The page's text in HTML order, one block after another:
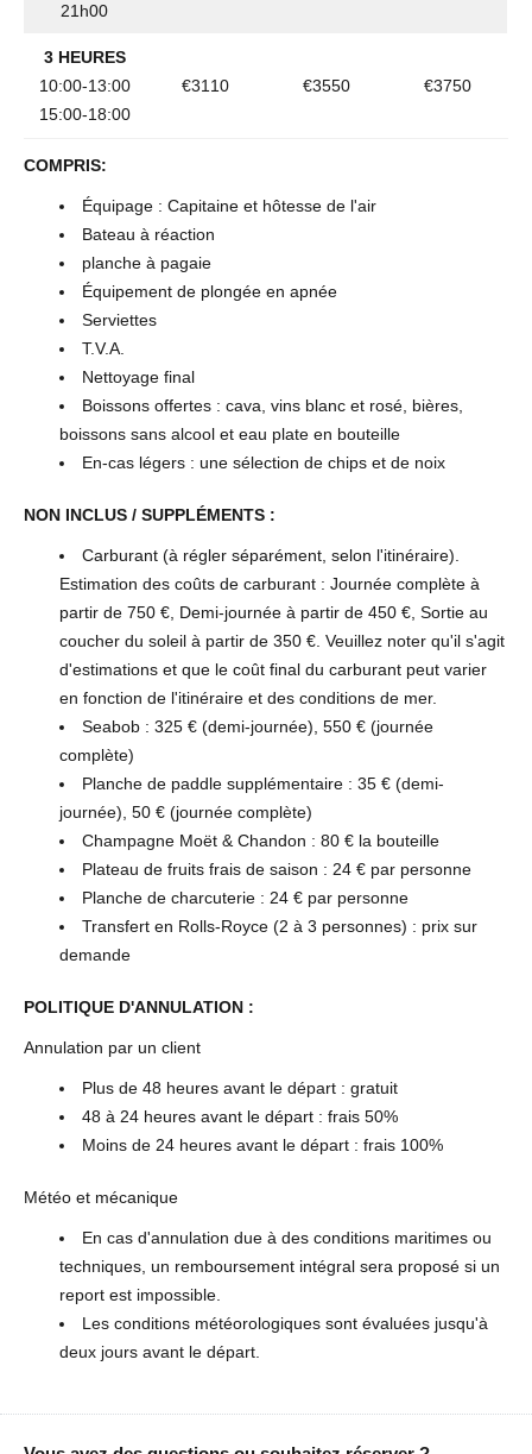
21h00
3 HEURES
10:00-13:00
15:00-18:00
€3110 €3550 €3750
COMPRIS:
Équipage : Capitaine et hôtesse de l'air
Bateau à réaction
planche à pagaie
Équipement de plongée en apnée
Serviettes
T.V.A.
Nettoyage final
Boissons offertes : cava, vins blanc et rosé, bières,
boissons sans alcool et eau plate en bouteille
En-cas légers : une sélection de chips et de noix
NON INCLUS / SUPPLÉMENTS :
Carburant (à régler séparément, selon l'itinéraire).
Estimation des coûts de carburant : Journée complète à
partir de 750 €, Demi-journée à partir de 450 €, Sortie au
coucher du soleil à partir de 350 €. Veuillez noter qu'il s'agit
d'estimations et que le coût final du carburant peut varier
en fonction de l'itinéraire et des conditions de mer.
Seabob : 325 € (demi-journée), 550 € (journée
complète)
Planche de paddle supplémentaire : 35 € (demi-
journée), 50 € (journée complète)
Champagne Moët & Chandon : 80 € la bouteille
Plateau de fruits frais de saison : 24 € par personne
Planche de charcuterie : 24 € par personne
Transfert en Rolls-Royce (2 à 3 personnes) : prix sur
demande
POLITIQUE D'ANNULATION :
Annulation par un client
Plus de 48 heures avant le départ : gratuit
48 à 24 heures avant le départ : frais 50%
Moins de 24 heures avant le départ : frais 100%
Météo et mécanique
En cas d'annulation due à des conditions maritimes ou
techniques, un remboursement intégral sera proposé si un
report est impossible.
Les conditions météorologiques sont évaluées jusqu'à
deux jours avant le départ.